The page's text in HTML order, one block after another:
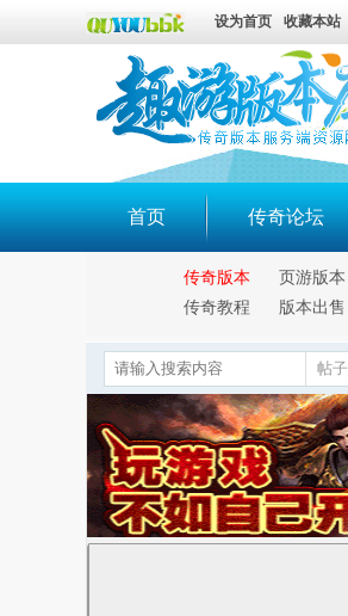
设为首页 收藏本站
首页 传奇论坛
传奇版本 页游版本
传奇教程
版本出售
帖子